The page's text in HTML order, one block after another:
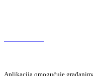
Aplikacija omogućuje